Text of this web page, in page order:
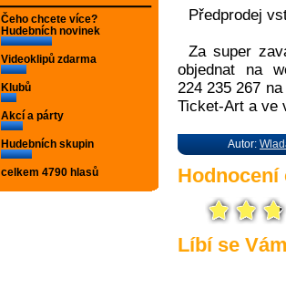
Čeho chcete více?
Hudebních novinek
Videoklipů zdarma
Klubů
Akcí a párty
Hudebních skupin
celkem 4790 hlasů
Předprodej
Za super
objednat na
224 235 267
Ticket-Art a ve
Autor:
Hodnocení
Líbí se